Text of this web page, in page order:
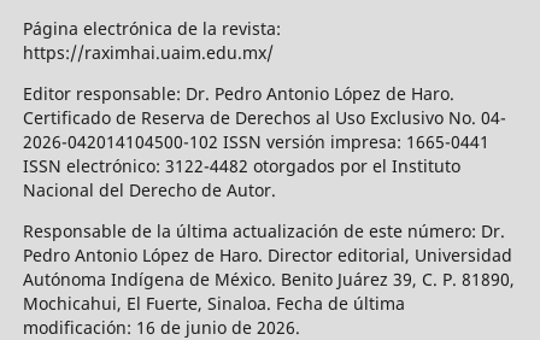
Página electrónica de la revista:
https://raximhai.uaim.edu.mx/
Editor responsable: Dr. Pedro Antonio López de Haro.
Certificado de Reserva de Derechos al Uso Exclusivo No. 04-
2026-042014104500-102 ISSN versión impresa: 1665-0441
ISSN electrónico: 3122-4482 otorgados por el Instituto
Nacional del Derecho de Autor.
Responsable de la última actualización de este número: Dr.
Pedro Antonio López de Haro. Director editorial, Universidad
Autónoma Indígena de México. Benito Juárez 39, C. P. 81890,
Mochicahui, El Fuerte, Sinaloa. Fecha de última
modificación: 16 de junio de 2026.